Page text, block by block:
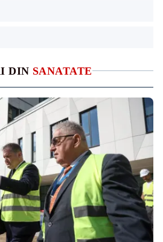
DIN SANATATE